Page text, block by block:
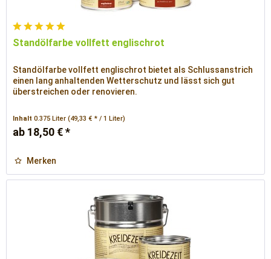
Standölfarbe vollfett englischrot
Standölfarbe vollfett englischrot bietet als Schlussanstrich
einen lang anhaltenden Wetterschutz und lässt sich gut
überstreichen oder renovieren.
Inhalt0.375 Liter(49,33 € * / 1 Liter)
ab 18,50 € *
Merken